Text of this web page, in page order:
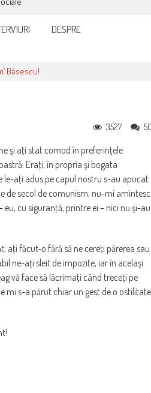
DESPRE
Băsescu!
3527
şi aţi stat comod în preferinţele
Eraţi, în propria şi bogata
le-aţi adus pe capul nostru s-au apucat
de secol de comunism, nu-mi amintesc
cu siguranţă, printre ei – nici nu şi-au
aţi făcut-o fără să ne cereţi părerea sau
ne-aţi sleit de impozite, iar în acelaşi
vă face să lăcrimaţi când treceţi pe
mi s-a părut chiar un gest de o ostilitate